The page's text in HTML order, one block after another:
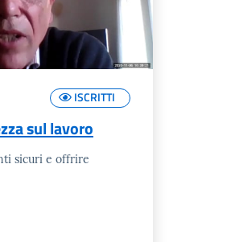
ISCRITTI
sul lavoro
sicuri e offrire